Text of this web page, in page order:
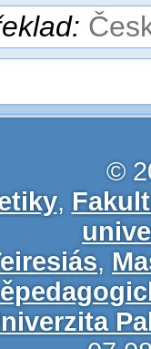
©
,
,